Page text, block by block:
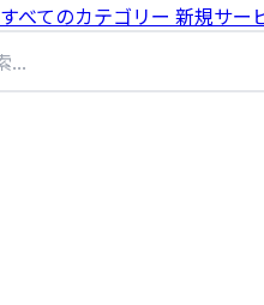
すべてのカテゴリー 新規サー